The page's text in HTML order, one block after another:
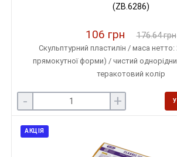
(ZB.6286)
106 грн 176.64 грн
Скульптурний пластилін / маса нетто:
прямокутної форми) / чистий
теракотовий колір
- +
АКЦІЯ